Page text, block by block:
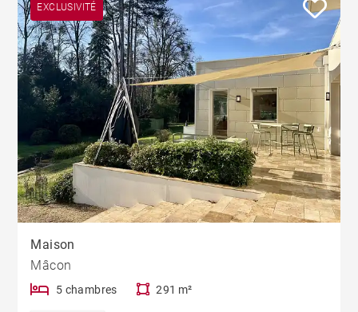
EXCLUSIVITÉ
Maison
Mâcon
5 chambres 291 m²